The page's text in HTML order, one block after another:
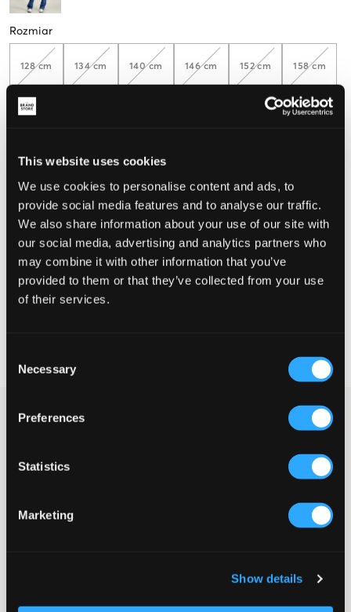
This website uses cookies
We use cookies to personalise content and ads, to
provide social media features and to analyse our traffic.
We also share information about your use of our site with
our social media, advertising and analytics partners who
may combine it with other information that you’ve
provided to them or that they’ve collected from your use
of their services.
Selection
Necessary
Preferences
Statistics
Marketing
Show details
Rozmiar
128 cm 134 cm 140 cm 146 cm 152 cm 158 cm
Opinia o rozmiarze
WYBIERZ SWÓJ ROZMIAR
Szybka wysyłka
Jeansy marki Grunt w ciemnoniebieskim spraniu. Talia jest niska
i regulowana od wewnätrz, aby jeansy leżały jak najlepiej i były
jeden z najpopularniejszych modeli jeansów w tej chwili.
Rozporek z guzikiem i zamkiem błyskawicznym
Numer pozycji:112627-001